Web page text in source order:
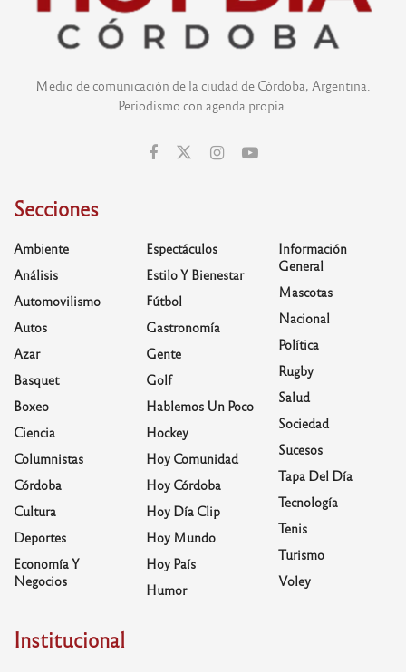
Medio de comunicación de la ciudad de Córdoba, Argentina.
Periodismo con agenda propia.
Secciones
Ambiente
Análisis
Automovilismo
Autos
Azar
Basquet
Boxeo
Ciencia
Columnistas
Córdoba
Cultura
Deportes
Economía Y
Negocios
Espectáculos
Estilo Y Bienestar
Fútbol
Gastronomía
Gente
Golf
Hablemos Un Poco
Hockey
Hoy Comunidad
Hoy Córdoba
Hoy Día Clip
Hoy Mundo
Hoy País
Humor
Información
General
Mascotas
Nacional
Política
Rugby
Salud
Sociedad
Sucesos
Tapa Del Día
Tecnología
Tenis
Turismo
Voley
Institucional